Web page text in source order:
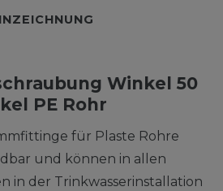
Winkel 50
PE Rohr
für Plaste Rohre
und können in allen
in der Trinkwasserinstallation